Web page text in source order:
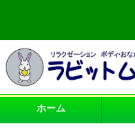
ホーム